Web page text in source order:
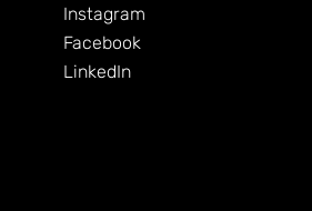
Instagram
Facebook
LinkedIn